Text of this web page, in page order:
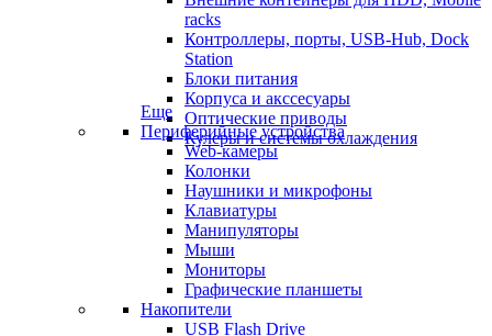
racks
Контроллеры, порты, USB-Hub, Dock
Station
Блоки питания
Корпуса и акссесуары
Оптические приводы
Кулеры и системы охлаждения
Еще
Периферийные устройства
Web-камеры
Колонки
Наушники и микрофоны
Клавиатуры
Манипуляторы
Мыши
Мониторы
Графические планшеты
Накопители
USB Flash Drive